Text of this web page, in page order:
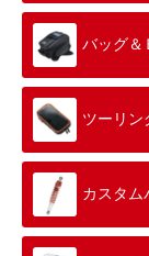
バッグ＆
ツーリン
カスタム